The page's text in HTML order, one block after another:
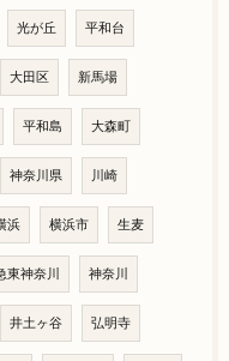
光が丘 平和台
大田区 新馬場
平和島 大森町
神奈川県 川崎
浜 横浜市 生麦
東神奈川 神奈川
井土ヶ谷 弘明寺